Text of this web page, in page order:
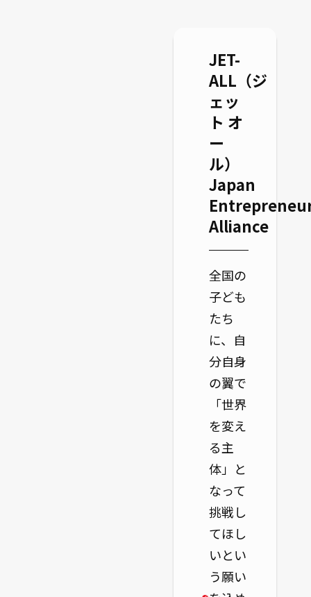
JET-
ALL（ジ
ェッ
ト オ
ー
ル）
Japan
Alliance
全国の
子ども
たち
に、自
分自身
の翼で
「世界
を変え
る主
体」と
なって
挑戦し
てほし
いとい
う願い